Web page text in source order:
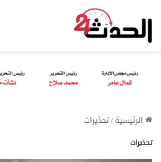
الرئيسية/تحذيرات
تحذيرات